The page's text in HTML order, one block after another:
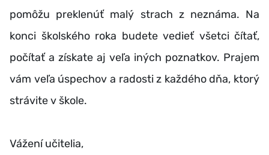
pomôžu preklenúť malý strach z neznáma. Na
konci školského roka budete vedieť všetci čítať,
počítať a získate aj veľa iných poznatkov. Prajem
vám veľa úspechov a radosti z každého dňa, ktorý
strávite v škole.
Vážení učitelia,